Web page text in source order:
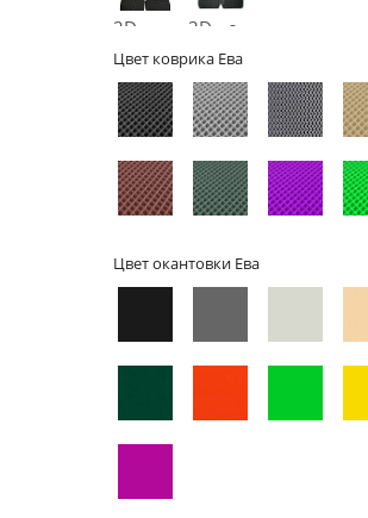
2D -
без
бортов
3D - с
бортами
Цвет коврика Ева
Цвет окантовки Ева